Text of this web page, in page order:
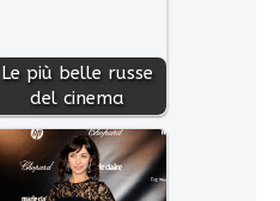
Le più belle russe
del cinema